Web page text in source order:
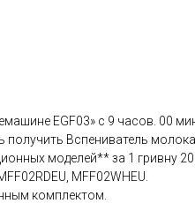
EGF03» с 9 часов. 00
Вспениватель
моделей** за 1 гривну
MFF02WHEU.
комплектом.